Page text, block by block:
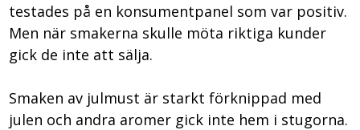
testades på en konsumentpanel som var positiv.
Men när smakerna skulle möta riktiga kunder
gick de inte att sälja.
Smaken av julmust är starkt förknippad med
julen och andra aromer gick inte hem i stugorna.